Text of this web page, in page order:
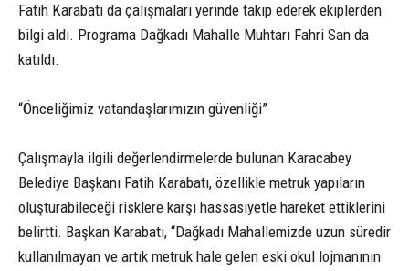
Fatih Karabatı da çalışmaları yerinde takip ederek ekiplerden
bilgi aldı. Programa Dağkadı Mahalle Muhtarı Fahri San da
katıldı.
“Önceliğimiz vatandaşlarımızın güvenliği”
Çalışmayla ilgili değerlendirmelerde bulunan Karacabey
Belediye Başkanı Fatih Karabatı, özellikle metruk yapıların
oluşturabileceği risklere karşı hassasiyetle hareket ettiklerini
belirtti. Başkan Karabatı, “Dağkadı Mahallemizde uzun süredir
kullanılmayan ve artık metruk hale gelen eski okul lojmanının